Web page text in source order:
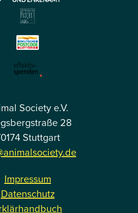
Society e.V.
28
Stuttgart
Impressum
Datenschutz